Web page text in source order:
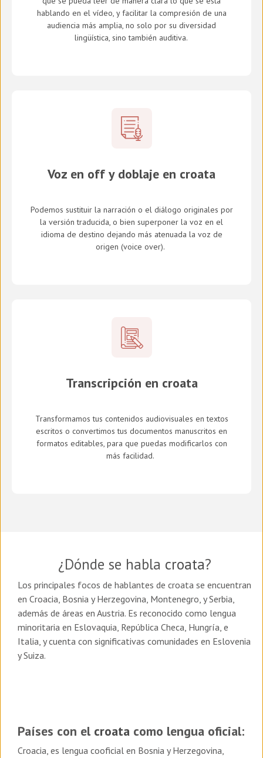
hablando en el vídeo, y facilitar la compresión de una
audiencia más amplia, no solo por su diversidad
lingüística, sino también auditiva.
Voz en off y doblaje en croata
Podemos sustituir la narración o el diálogo originales por
la versión traducida, o bien superponer la voz en el
idioma de destino dejando más atenuada la voz de
origen (voice over).
Transcripción en croata
Transformamos tus contenidos audiovisuales en textos
escritos o convertimos tus documentos manuscritos en
formatos editables, para que puedas modificarlos con
más facilidad.
¿Dónde se habla croata?
Los principales focos de hablantes de croata se encuentran
en Croacia, Bosnia y Herzegovina, Montenegro, y Serbia,
además de áreas en Austria. Es reconocido como lengua
minoritaria en Eslovaquia, República Checa, Hungría, e
Italia, y cuenta con significativas comunidades en Eslovenia
y Suiza.
Países con el croata como lengua oficial:
Croacia, es lengua cooficial en Bosnia y Herzegovina,